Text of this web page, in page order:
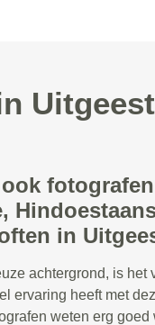
Uitgeest
in
achtergrond, is het
ervaring heeft met
weten erg goed